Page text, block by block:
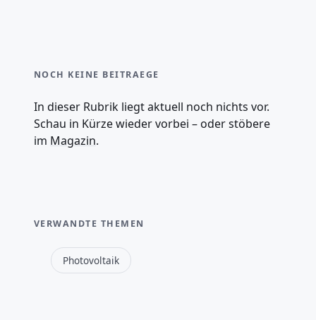
NOCH KEINE BEITRAEGE
In dieser Rubrik liegt aktuell noch nichts vor.
Schau in Kürze wieder vorbei – oder stöbere
im Magazin.
VERWANDTE THEMEN
Photovoltaik